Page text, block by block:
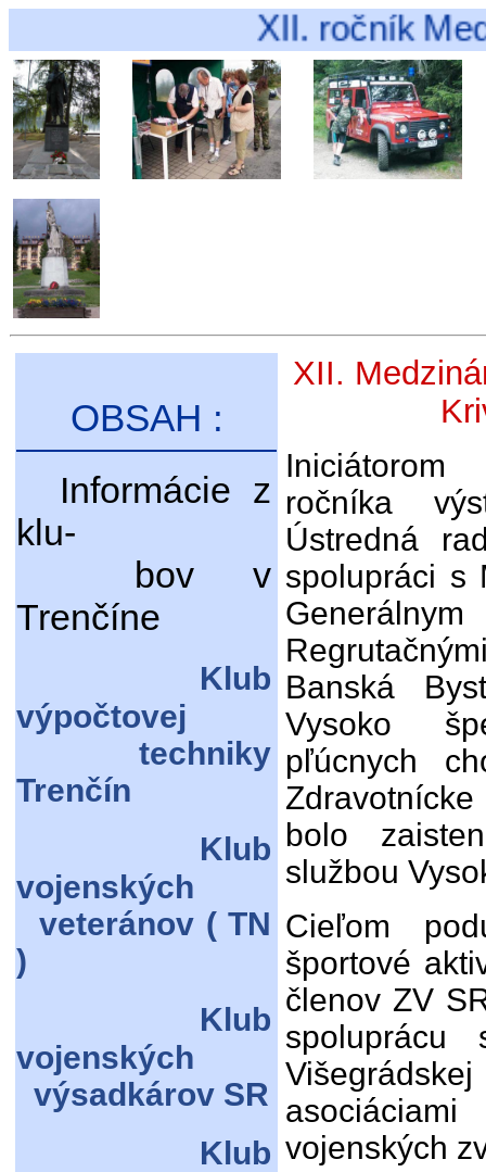
XII. ročník
OBSAH :
Informácie z
klu-
bov v
Trenčíne
Klub
výpočtovej
techniky
Trenčín
Klub
vojenských
veteránov ( TN
)
Klub
vojenských
výsadkárov SR
Klub
XII.
ročníka
Ústredná
spolupráci s
Banská
Vysoko
pľúcnych
bolo
službou
Cieľom
športové
členov ZV
vojenských